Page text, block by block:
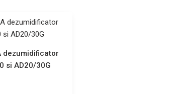
dezumidificator
si AD20/30G